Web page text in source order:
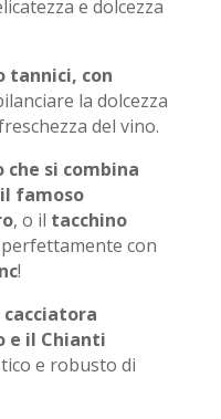
e dolcezza
tannici, con
la dolcezza
del vino.
si combina
famoso
, o il tacchino
con
!
e il Chianti
e robusto di